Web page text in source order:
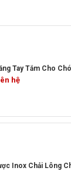
Tay Tắm Cho
hệ
Inox Chải Lông